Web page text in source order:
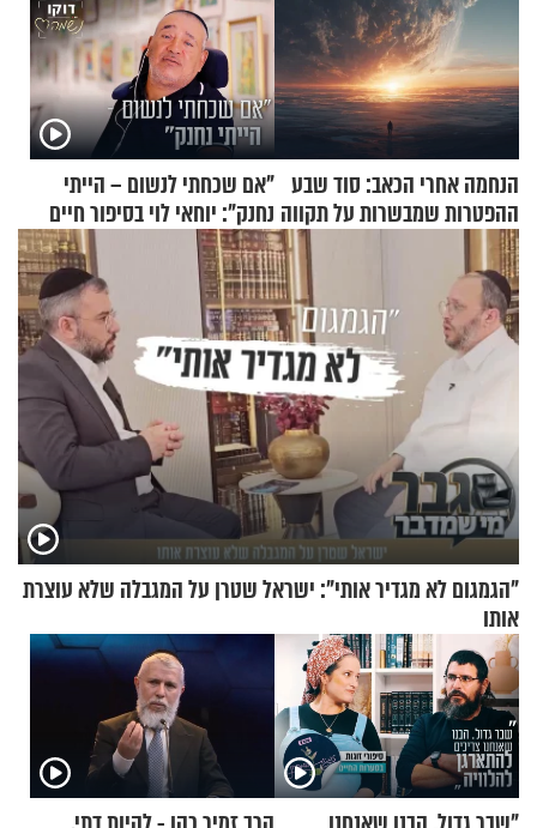
הנחמה אחרי הכאב: סוד שבע
ההפטרות שמבשרות על תקווה
וגאולה
"אם שכחתי לנשום – הייתי
נחנק": יוחאי לוי בסיפור חיים
מעורר השראה
"הגמגום לא מגדיר אותי": ישראל שטרן על המגבלה שלא עוצרת
אותו